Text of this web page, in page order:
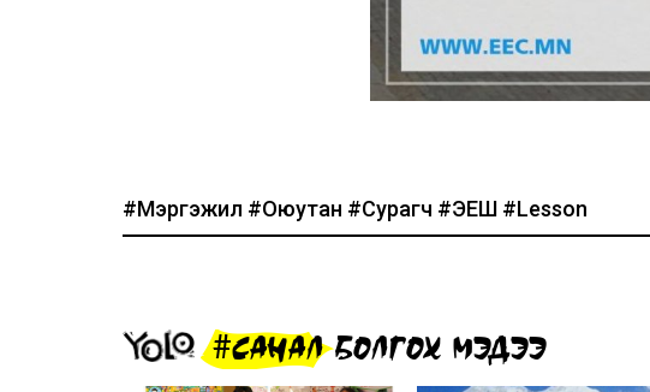
#Мэргэжил #Оюутан #Сурагч #ЭЕШ #Lesson
#САНАЛ БОЛГОХ МЭДЭЭ